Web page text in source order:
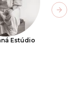
Estúdio